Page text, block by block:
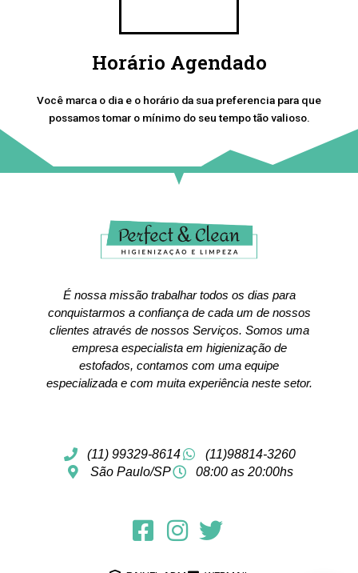
Horário Agendado
Você marca o dia e o horário da sua preferencia para que
possamos tomar o mínimo do seu tempo tão valioso.
É nossa missão trabalhar todos os dias para
conquistarmos a confiança de cada um de nossos
clientes através de nossos Serviços. Somos uma
empresa especialista em higienização de
estofados, contamos com uma equipe
especializada e com muita experiência neste setor.
(11) 99329-8614
(11)98814-3260
São Paulo/SP
08:00 as 20:00hs